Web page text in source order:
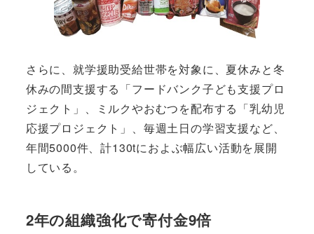
さらに、就学援助受給世帯を対象に、夏休みと冬
休みの間支援する「フードバンク子ども支援プロ
ジェクト」、ミルクやおむつを配布する「乳幼児
応援プロジェクト」、毎週土日の学習支援など、
年間5000件、計130tにおよぶ幅広い活動を展開
している。
2年の組織強化で寄付金9倍